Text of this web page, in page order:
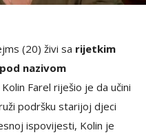
(20) živi sa rijetkim
nazivom
Farel riješio je da učini
podršku starijoj djeci
ispovijesti, Kolin je